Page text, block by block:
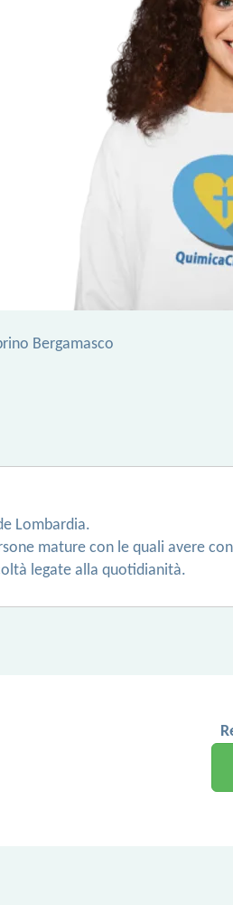
Bergamasco
Lombardia.
mature con le quali avere
legate alla quotidianità.